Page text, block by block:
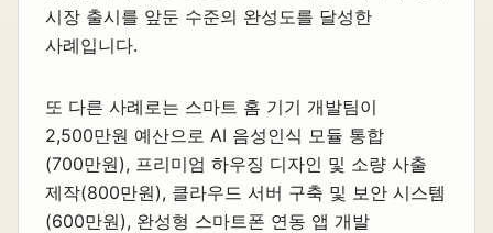
시장 출시를 앞둔 수준의 완성도를 달성한
사례입니다.
또 다른 사례로는 스마트 홈 기기 개발팀이
2,500만원 예산으로 AI 음성인식 모듈 통합
(700만원), 프리미엄 하우징 디자인 및 소량 사출
제작(800만원), 클라우드 서버 구축 및 보안 시스템
(600만원), 완성형 스마트폰 연동 앱 개발